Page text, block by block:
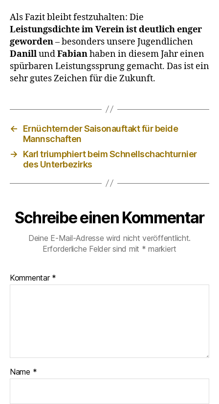
Als Fazit bleibt festzuhalten: Die
Leistungsdichte im Verein ist deutlich enger
geworden– besonders unsere Jugendlichen
DanillundFabianhaben in diesem Jahr einen
spürbaren Leistungssprung gemacht. Das ist ein
sehr gutes Zeichen für die Zukunft.
←
Ernüchternder Saisonauftakt für beide
Mannschaften
→
Karl triumphiert beim Schnellschachturnier
des Unterbezirks
Schreibe einen Kommentar
Deine E-Mail-Adresse wird nicht veröffentlicht.
Erforderliche Felder sind mit * markiert
Kommentar *
Name *